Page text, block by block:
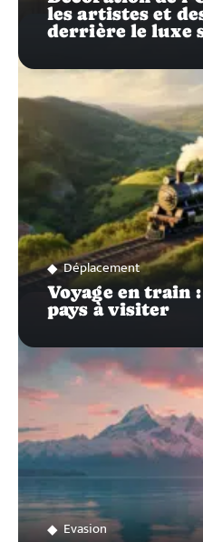
les artistes et
derrière le luxe
Déplacement
Voyage en train
pays à visiter
Evasion